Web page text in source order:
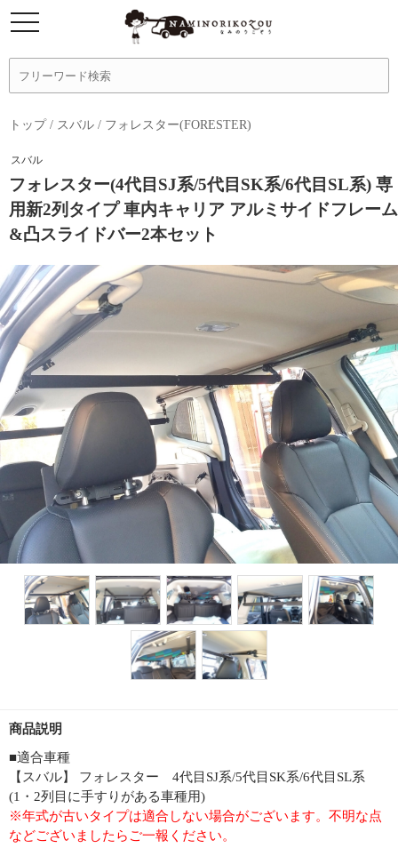
トップ/ スバル / フォレスター(FORESTER)
スバル
フォレスター(4代目SJ系/5代目SK系/6代目SL系) 専
用新2列タイプ 車内キャリア アルミサイドフレーム
&凸スライドバー2本セット
商品説明
■適合車種
【スバル】 フォレスター 4代目SJ系/5代目SK系/6代目SL系
(1・2列目に手すりがある車種用)
※年式が古いタイプは適合しない場合がございます。不明な点
などございましたらご一報ください。